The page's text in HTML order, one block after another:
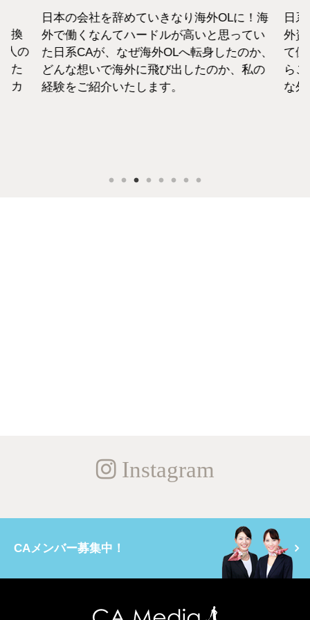
換
人の
た
カ
日本の会社を辞めていきなり海外OLに！海
外で働くなんてハードルが高いと思ってい
た日系CAが、なぜ海外OLへ転身したのか、
どんな想いで海外に飛び出したのか、私の
経験をご紹介いたします。
日
外資
て
ら
な
Instagram
CAメンバー募集中！